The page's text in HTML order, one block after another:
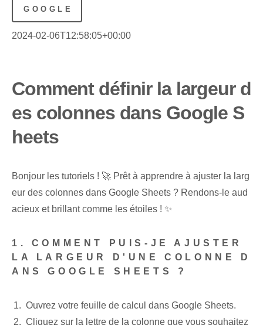
GOOGLE
2024-02-06T12:58:05+00:00
Comment définir la largeur d
es colonnes dans Google S
heets
Bonjour les tutoriels ! 🚀 Prêt à apprendre à ajuster la larg
eur des colonnes dans Google Sheets ? Rendons-le aud
acieux et brillant comme les étoiles ! ✨
1. COMMENT PUIS-JE AJUSTER
LA LARGEUR D'UNE COLONNE D
ANS GOOGLE SHEETS ?
Ouvrez votre feuille de calcul dans Google Sheets.
Cliquez sur la lettre de la colonne que vous souhaitez